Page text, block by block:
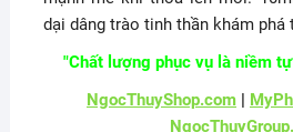
dại dâng trào tinh thần khám phá
"Chất lượng phục vụ là niềm
NgocThuyShop.com|